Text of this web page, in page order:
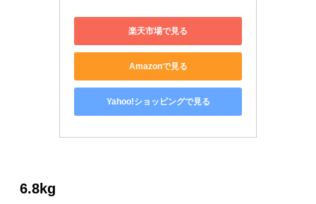
楽天市場で見る
Amazonで見る
Yahoo!ショッピングで見る
6.8kg